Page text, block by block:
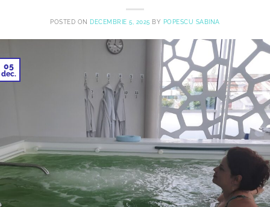
POSTED ON DECEMBRIE 5, 2025 BY POPESCU SABINA
05
dec.